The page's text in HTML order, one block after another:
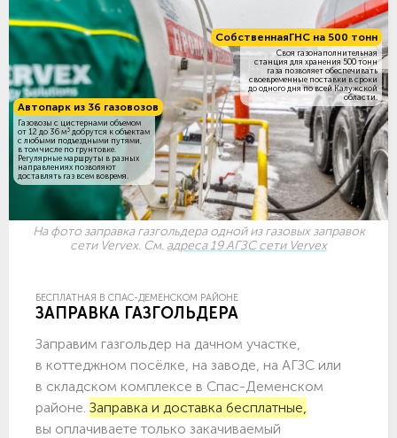
СобственнаяГНС на 500 тонн
Своя газонаполнительная
станция для хранения 500 тонн
газа позволяет обеспечивать
своевременные поставки в сроки
до одного дня по всей Калужской
области.
Автопарк из 36 газовозов
Газовозы с цистернами объемом
от 12 до 36 м3 добрутся к объектам
c любыми подъездными путями,
в том числе по грунтовке.
Регулярные маршруты в разных
направлениях позволяют
доставлять газ всем вовремя.
На фото заправка газгольдера одной из газовых заправок
сети Vervex. См. адреса 19 АГЗС сети Vervex
БЕСПЛАТНАЯ В СПАС-ДЕМЕНСКОМ РАЙОНЕ
ЗАПРАВКА ГАЗГОЛЬДЕРА
Заправим газгольдер на дачном участке,
в коттеджном посёлке, на заводе, на АГЗС или
в складском комплексе в Спас-Деменском
районе. Заправка и доставка бесплатные,
вы оплачиваете только закачиваемый